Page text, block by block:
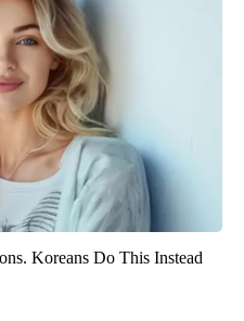
Koreans Do This Instead